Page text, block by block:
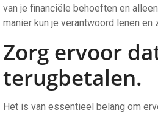
van je financiële behoeften en
manier kun je verantwoord lenen
Zorg ervoor
terugbetalen.
Het is van essentieel belang om